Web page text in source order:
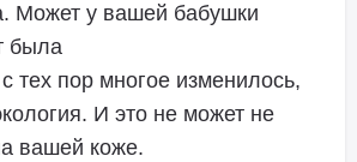
Может у вашей бабушки
была
тех пор многое изменилось,
И это не может не
вашей коже.